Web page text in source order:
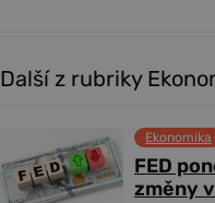
Další z rubriky
FED
změny
Ekonomika